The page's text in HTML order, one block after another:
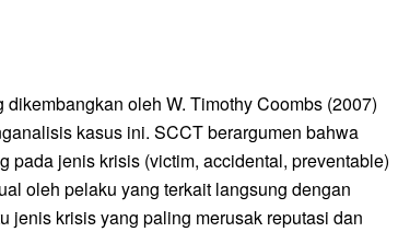
oleh W. Timothy Coombs (2007)
kasus ini. SCCT berargumen bahwa
pada jenis krisis (victim, accidental, preventable)
oleh pelaku yang terkait langsung dengan
jenis krisis yang paling merusak reputasi dan